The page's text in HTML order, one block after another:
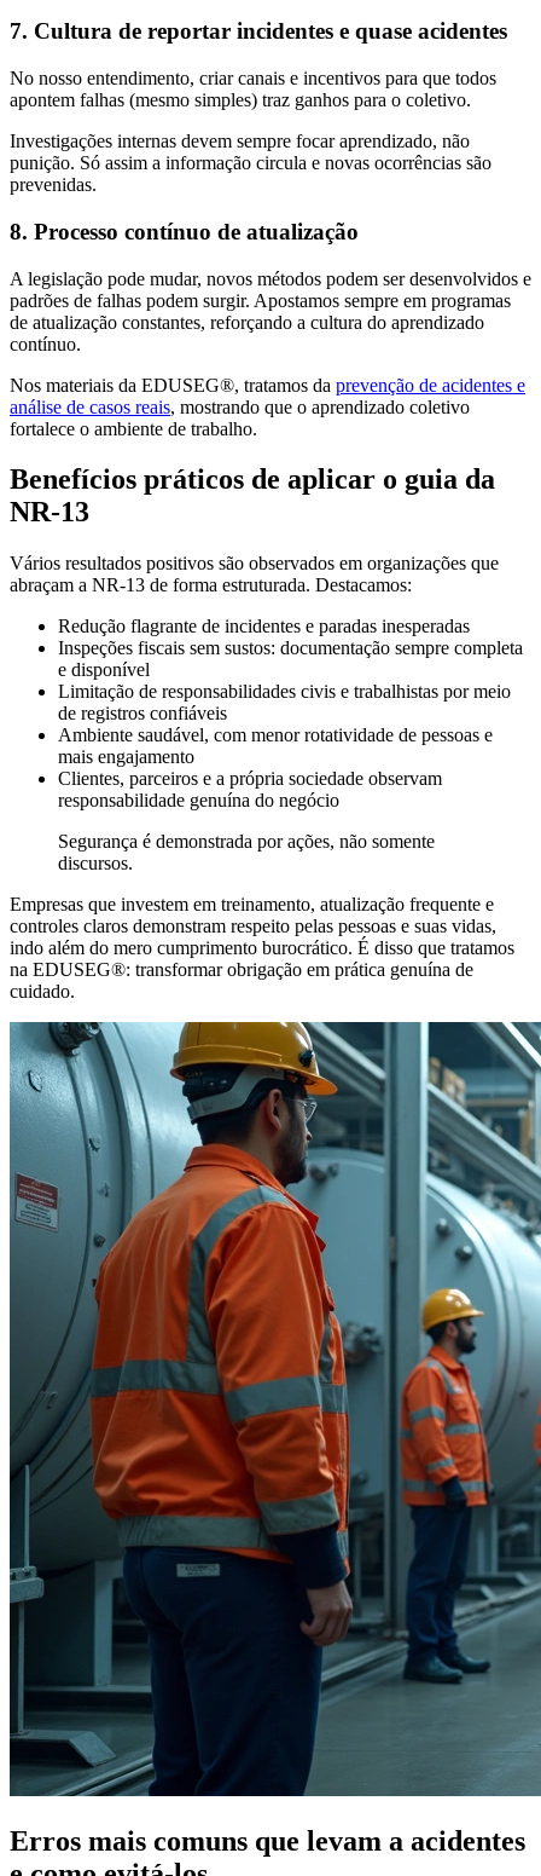
7. Cultura de reportar incidentes e quase acidentes
No nosso entendimento, criar canais e incentivos para que todos
apontem falhas (mesmo simples) traz ganhos para o coletivo.
Investigações internas devem sempre focar aprendizado, não
punição. Só assim a informação circula e novas ocorrências são
prevenidas.
8. Processo contínuo de atualização
A legislação pode mudar, novos métodos podem ser desenvolvidos e
padrões de falhas podem surgir. Apostamos sempre em programas
de atualização constantes, reforçando a cultura do aprendizado
contínuo.
Nos materiais da EDUSEG®, tratamos da prevenção de acidentes e
análise de casos reais, mostrando que o aprendizado coletivo
fortalece o ambiente de trabalho.
Benefícios práticos de aplicar o guia da
NR-13
Vários resultados positivos são observados em organizações que
abraçam a NR-13 de forma estruturada. Destacamos:
Redução flagrante de incidentes e paradas inesperadas
Inspeções fiscais sem sustos: documentação sempre completa
e disponível
Limitação de responsabilidades civis e trabalhistas por meio
de registros confiáveis
Ambiente saudável, com menor rotatividade de pessoas e
mais engajamento
Clientes, parceiros e a própria sociedade observam
responsabilidade genuína do negócio
Segurança é demonstrada por ações, não somente
discursos.
Empresas que investem em treinamento, atualização frequente e
controles claros demonstram respeito pelas pessoas e suas vidas,
indo além do mero cumprimento burocrático. É disso que tratamos
na EDUSEG®: transformar obrigação em prática genuína de
cuidado.
Erros mais comuns que levam a acidentes